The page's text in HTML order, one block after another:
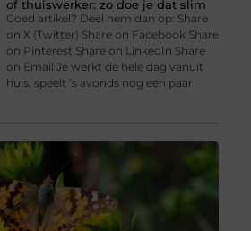
of thuiswerker: zo doe je dat slim
Goed artikel? Deel hem dan op: Share
on X (Twitter) Share on Facebook Share
on Pinterest Share on LinkedIn Share
on Email Je werkt de hele dag vanuit
huis, speelt ’s avonds nog een paar